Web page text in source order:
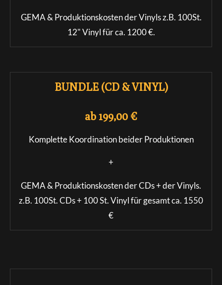
GEMA & Produktionskosten der Vinyls z.B. 100St.
12" Vinyl für ca. 1200 €.
BUNDLE (CD & VINYL)
ab 199,00 €
Komplette Koordination beider Produktionen
+
GEMA & Produktionskosten der CDs + der Vinyls.
z.B. 100St. CDs + 100 St. Vinyl für gesamt ca. 1550
€